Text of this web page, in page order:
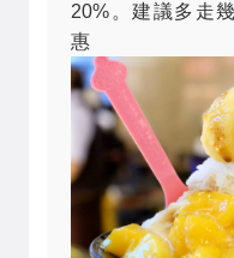
20%。建議多走